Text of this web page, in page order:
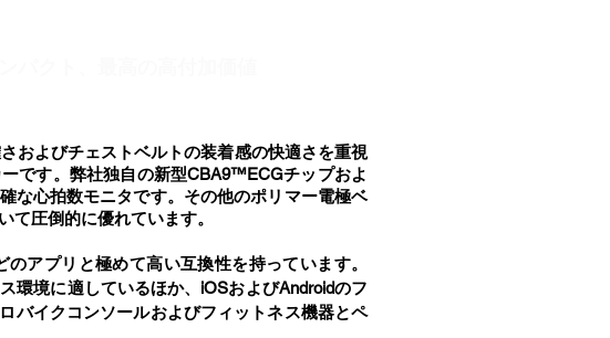
およびチェストベルトの装着感の快適さを重視
です。弊社独自の新型CBA9™ECGチップおよ
な心拍数モニタです。その他のポリマー電極ベ
圧倒的に優れています。
アプリと極めて高い互換性を持っています。
環境に適しているほか、iOSおよびAndroidのフ
バイクコンソールおよびフィットネス機器とペ